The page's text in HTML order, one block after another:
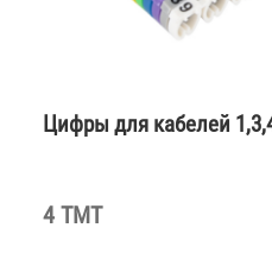
Цифры для кабелей
4 TMT